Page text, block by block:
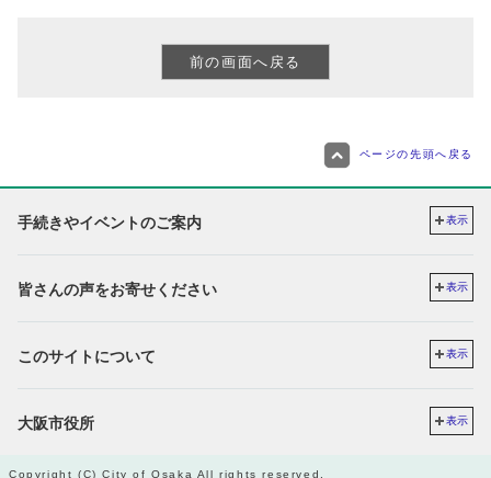
ページの先頭へ戻る
手続きやイベントのご案内 表示
皆さんの声をお寄せください 表示
このサイトについて 表示
大阪市役所 表示
Copyright (C) City of Osaka All rights reserved.